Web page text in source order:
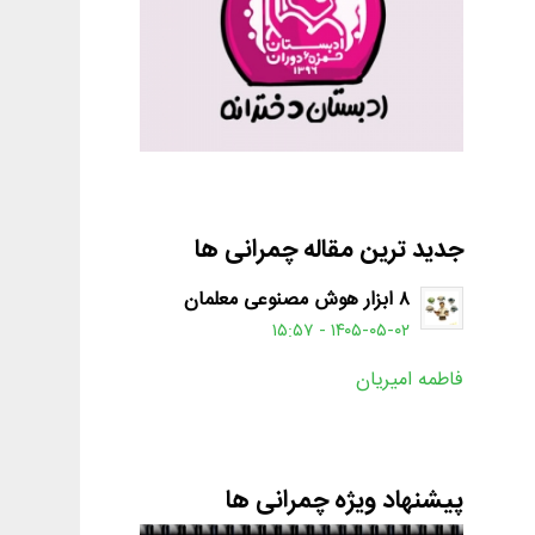
جدید ترین مقاله چمرانی ها
۸ ابزار هوش مصنوعی معلمان
۱۴۰۵-۰۵-۰۲ - ۱۵:۵۷
فاطمه امیریان
پیشنهاد ویژه چمرانی ها